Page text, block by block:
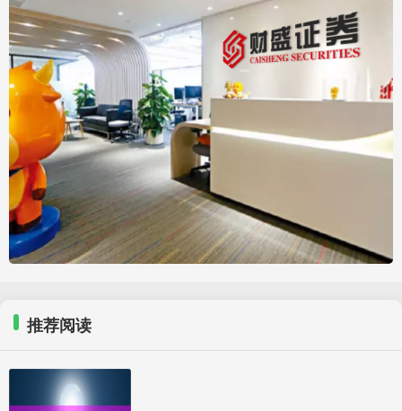
推荐阅读